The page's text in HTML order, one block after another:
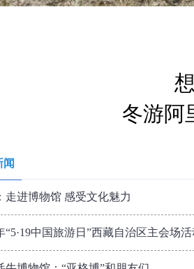
冬游阿
闻
走进博物馆 感受文化魅力
“5·19中国旅游日”西藏自治区主会场